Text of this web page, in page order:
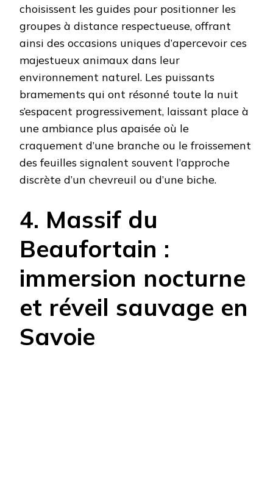
choisissent les guides pour positionner les
groupes à distance respectueuse, offrant
ainsi des occasions uniques d’apercevoir ces
majestueux animaux dans leur
environnement naturel. Les puissants
bramements qui ont résonné toute la nuit
s’espacent progressivement, laissant place à
une ambiance plus apaisée où le
craquement d’une branche ou le froissement
des feuilles signalent souvent l’approche
discrète d’un chevreuil ou d’une biche.
4. Massif du
Beaufortain :
immersion nocturne
et réveil sauvage en
Savoie